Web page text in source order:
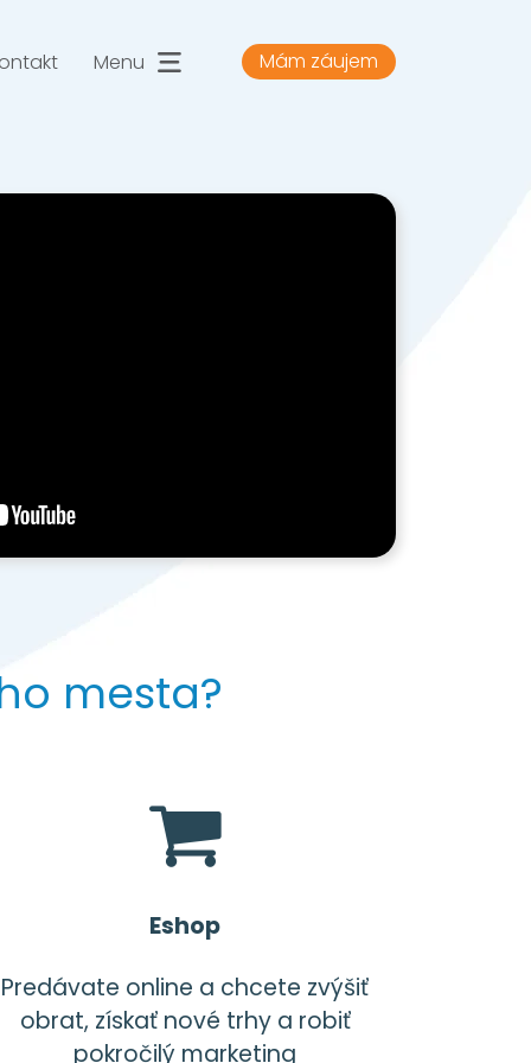
Menu Mám záujem
mesta?
Eshop
Predávate online a chcete zvýšiť
obrat, získať nové trhy a robiť
pokročilý marketing